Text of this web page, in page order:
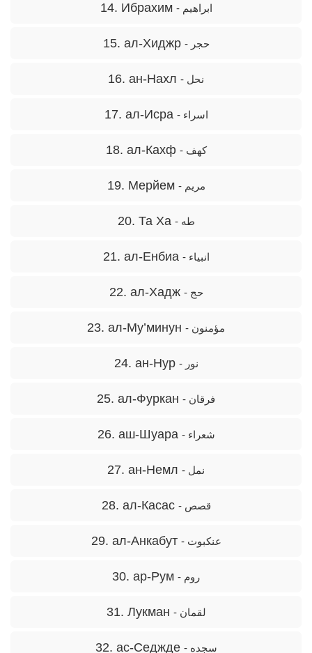
14. Ибрахим - ابراهیم
15. ал-Хиджр - حجر
16. ан-Нахл - نحل
17. ал-Исра - اسراء
18. ал-Кахф - کهف
19. Мерйем - مریم
20. Та Ха - طه
21. ал-Енбиа - انبیاء
22. ал-Хадж - حج
23. ал-Му’минун - مؤمنون
24. ан-Нур - نور
25. ал-Фуркан - فرقان
26. аш-Шуара - شعراء
27. ан-Немл - نمل
28. ал-Касас - قصص
29. ал-Анкабут - عنکبوت
30. ар-Рум - روم
31. Лукман - لقمان
32. ас-Седжде - سجده